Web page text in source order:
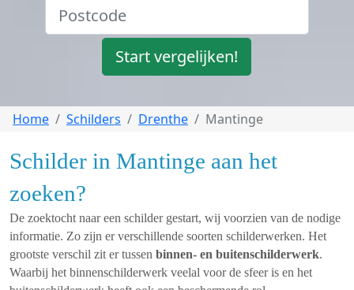
Start vergelijken!
Home Schilders Drenthe Mantinge
Schilder in Mantinge aan het
zoeken?
De zoektocht naar een schilder gestart, wij voorzien van de nodige
informatie. Zo zijn er verschillende soorten schilderwerken. Het
grootste verschil zit er tussen binnen- en buitenschilderwerk.
Waarbij het binnenschilderwerk veelal voor de sfeer is en het